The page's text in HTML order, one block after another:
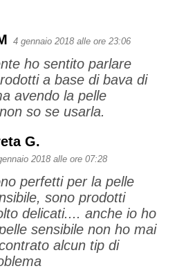
4 gennaio 2018 alle ore 23:06
ho sentito parlare
a base di bava di
avendo la pelle
so se usarla.
G.
2018 alle ore 07:28
perfetti per la pelle
sono prodotti
delicati.... anche io ho
sensibile non ho mai
alcun tip di